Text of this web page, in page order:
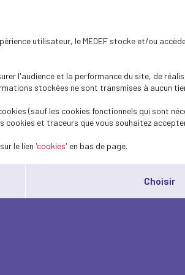
utilisateur, le MEDEF stocke et/ou
l'audience et la performance du site, de
stockées ne sont transmises à aucun
(sauf les cookies fonctionnels qui sont
et traceurs que vous souhaitez
le lien 'cookies' en bas de page.
Choisir